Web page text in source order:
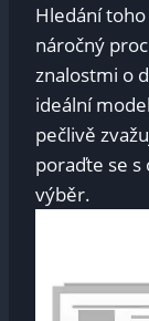
Hledání
náročný
znalostmi o
ideální
pečlivě
poraďte se s
výběr.